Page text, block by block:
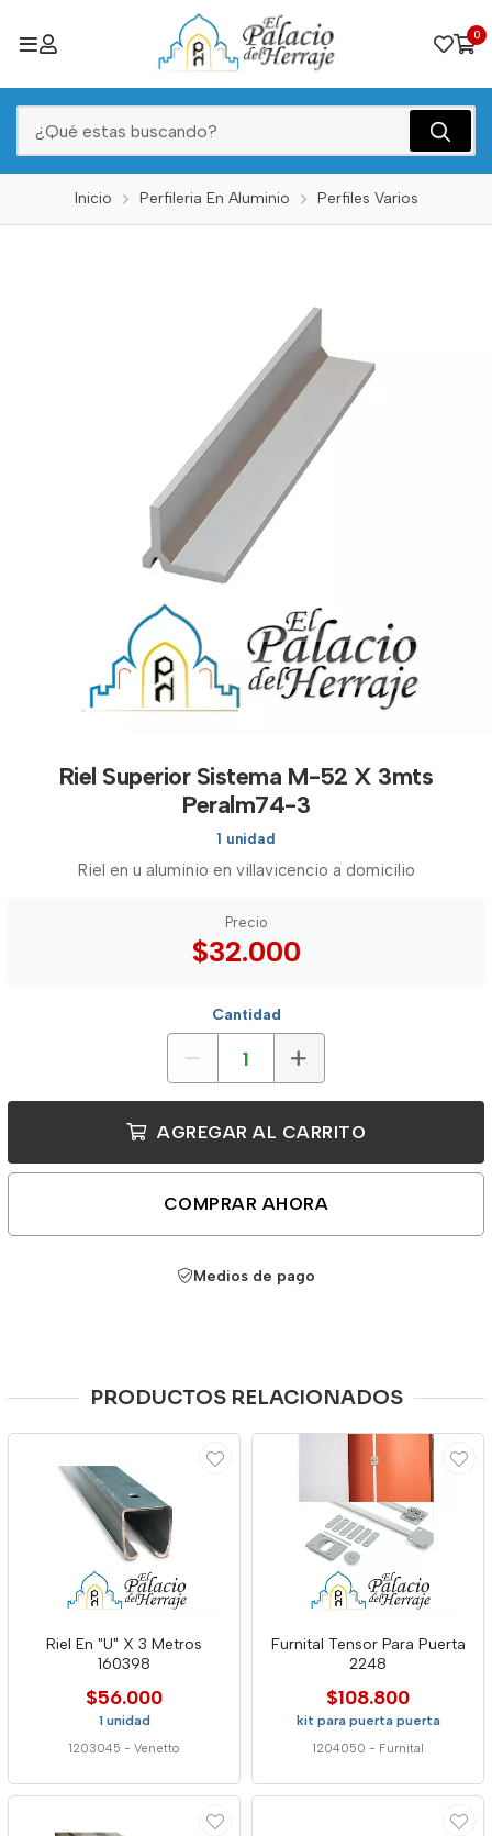
0
Inicio Perfileria En Aluminio Perfiles Varios
Riel Superior Sistema M-52 X 3mts
Peralm74-3
1 unidad
Riel en u aluminio en villavicencio a domicilio
Precio
$32.000
Cantidad
AGREGAR AL CARRITO
COMPRAR AHORA
Medios de pago
PRODUCTOS RELACIONADOS
Riel En "U" X 3 Metros
160398
$56.000
1 unidad
1203045 - Venetto
Furnital Tensor Para Puerta
2248
$108.800
kit para puerta puerta
1204050 - Furnital